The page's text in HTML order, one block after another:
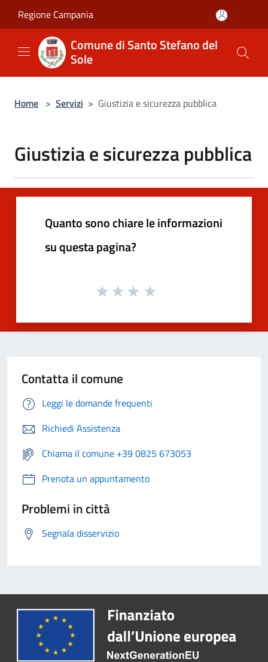
Regione Campania
Comune di Santo Stefano del
Sole
Home > Servizi > Giustizia e sicurezza pubblica
Giustizia e sicurezza pubblica
Quanto sono chiare le informazioni
su questa pagina?
Contatta il comune
Leggi le domande frequenti
Richiedi Assistenza
Chiama il comune +39 0825 673053
Prenota un appuntamento
Problemi in città
Segnala disservizio